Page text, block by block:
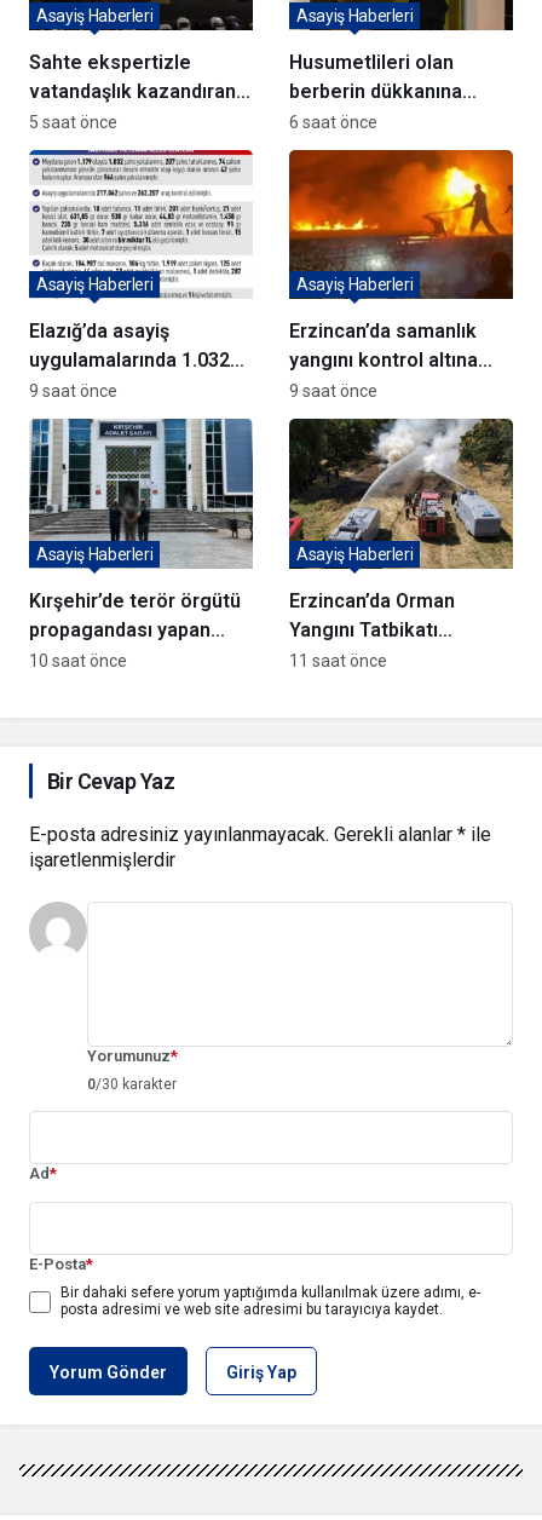
Sahte ekspertizle
vatandaşlık kazandıran
72 şüpheli adliyeye sevk
edildi
Asayiş Haberleri
5 saat önce
Husumetlileri olan
berberin dükkanına
kurşun yağdırıp kaçtılar
Asayiş Haberleri
6 saat önce
Elazığ’da asayiş
uygulamalarında 1.032
kişi yakalandı
Asayiş Haberleri
9 saat önce
Erzincan’da samanlık
yangını kontrol altına
alındı
Asayiş Haberleri
9 saat önce
Kırşehir’de terör örgütü
propagandası yapan
şüpheli yakalandı
Asayiş Haberleri
10 saat önce
Erzincan’da Orman
Yangını Tatbikatı
Gerçekleştirildi
Asayiş Haberleri
11 saat önce
Bir Cevap Yaz
E-posta adresiniz yayınlanmayacak. Gerekli alanlar * ile
işaretlenmişlerdir
Yorumunuz*
0/30 karakter
Ad*
E-Posta*
Bir dahaki sefere yorum yaptığımda kullanılmak üzere adımı, e-
posta adresimi ve web site adresimi bu tarayıcıya kaydet.
Yorum Gönder Giriş Yap